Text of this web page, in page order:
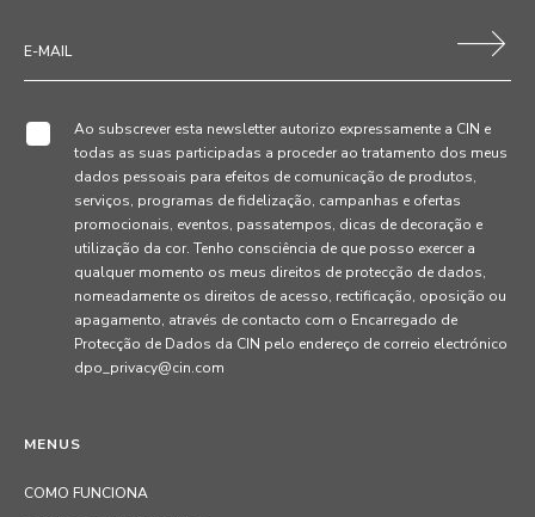
MENUS
COMO FUNCIONA
Ao subscrever esta newsletter autorizo expressamente a CIN e
todas as suas participadas a proceder ao tratamento dos meus
dados pessoais para efeitos de comunicação de produtos,
serviços, programas de fidelização, campanhas e ofertas
promocionais, eventos, passatempos, dicas de decoração e
utilização da cor. Tenho consciência de que posso exercer a
qualquer momento os meus direitos de protecção de dados,
nomeadamente os direitos de acesso, rectificação, oposição ou
apagamento, através de contacto com o Encarregado de
Protecção de Dados da CIN pelo endereço de correio electrónico
dpo_privacy@cin.com